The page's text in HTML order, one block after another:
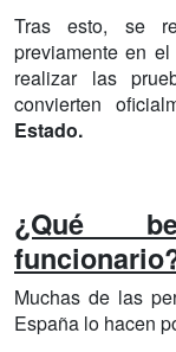
Tras esto, se
previamente en
realizar las
convierten
Estado.
¿Qué
Muchas de las
España lo hacen